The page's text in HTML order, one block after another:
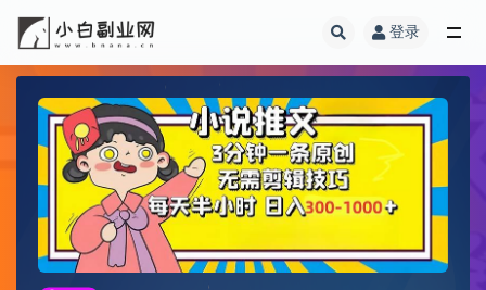
登录